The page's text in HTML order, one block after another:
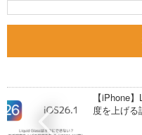
【iPhone
度を上げる